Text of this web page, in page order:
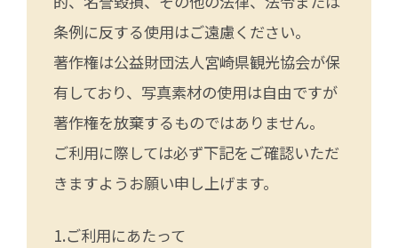
条例に反する使用はご遠慮ください。
著作権は公益財団法人宮崎県観光協会が保
有しており、写真素材の使用は自由ですが
著作権を放棄するものではありません。
ご利用に際しては必ず下記をご確認いただ
きますようお願い申し上げます。
ご利用にあたって